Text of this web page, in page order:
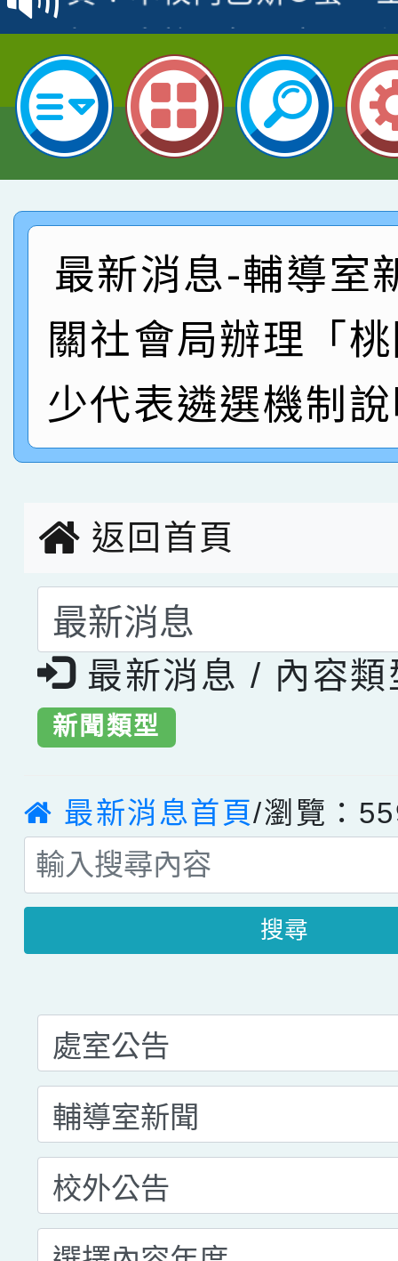
名
倩參加桃園市科展 國
名 指導老師王老師、
賀！本校四年二班張O
園市英語競賽國小朗讀
指導老師林老師
賀！本校參加桃園市中
賽 劉文瑛教師榮獲教
臺灣台語-第二名
賀！本校參與2026世
市賽榮獲科學小創客佳
創客第三名。
賀！本校參加桃園市中
賽 洪綺君教師榮獲社
名
賀！本校阿巴斯O蜜、
倩參加桃園市科展 國
名 指導老師王老師、
賀！本校四年二班張O
園市英語競賽國小朗讀
指導老師林老師
賀！本校參加桃園市中
賽 劉文瑛教師榮獲教
賀！本校參與2026世
最新消息-輔導室
關社會局辦理「
少代表遴選機制
返回首頁
選擇後頁面內容會更
最新消息 / 內容類
新聞類型
最新消息首頁/瀏覽：
搜尋